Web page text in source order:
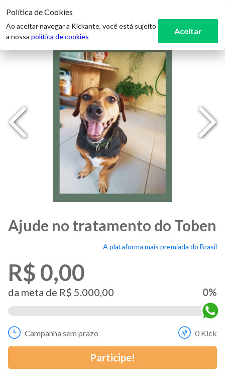
Ajude no tratamento do Toben
A plataforma mais premiada do Brasil
R$ 0,00
da meta de R$ 5.000,00 0%
Campanha sem prazo 0 Kick
Participe!
Política de Cookies
Ao aceitar navegar a Kickante, você está sujeito
a nossa política de cookies
Aceitar